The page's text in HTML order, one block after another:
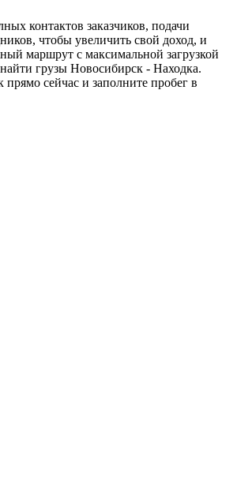
контактов заказчиков, подачи
чтобы увеличить свой доход, и
маршрут с максимальной загрузкой
грузы Новосибирск - Находка.
сейчас и заполните пробег в